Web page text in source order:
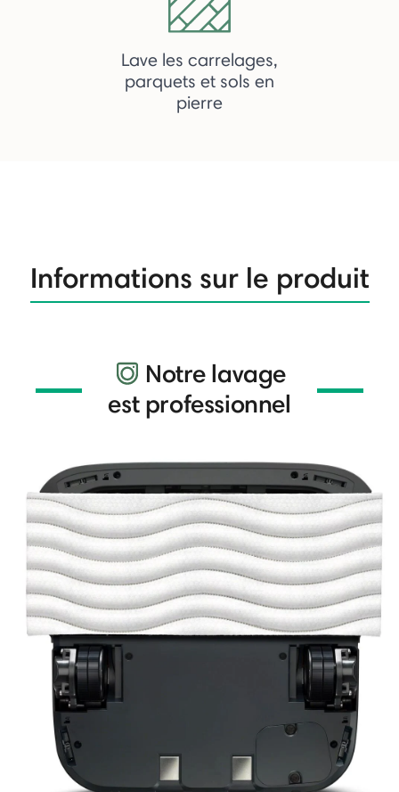
Lave les carrelages,
parquets et sols en
pierre
Informations sur le produit
Notre lavage
est professionnel